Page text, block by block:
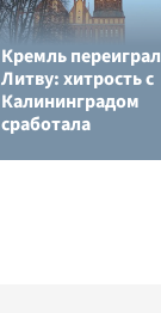
Кремль переиграл
Литву: хитрость с
Калининградом
сработала